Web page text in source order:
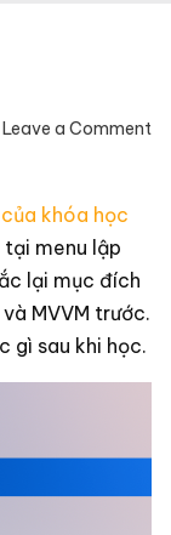
Leave a Comment
khóa học
tại menu lập
lại mục đích
MVVM trước.
gì sau khi học.